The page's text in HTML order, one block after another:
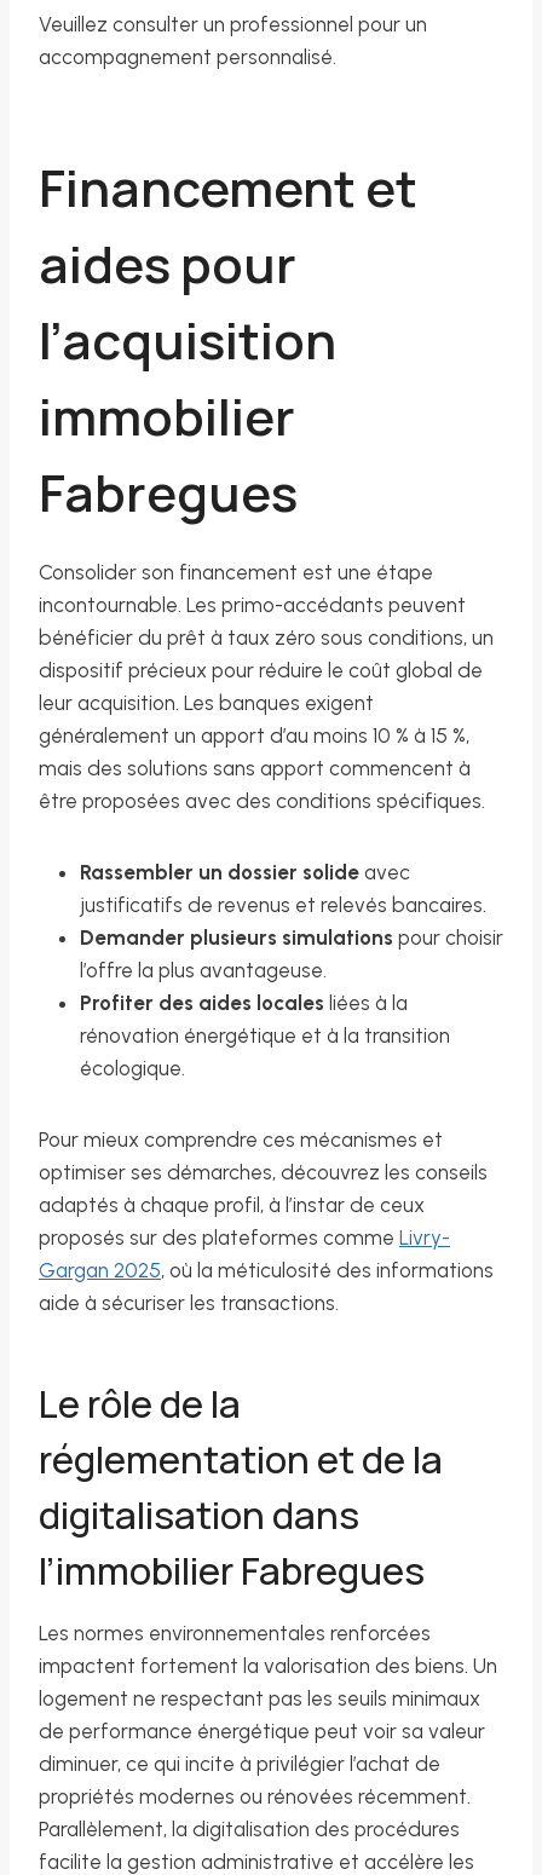
Veuillez consulter un professionnel pour un
accompagnement personnalisé.
Financement et
aides pour
l’acquisition
immobilier
Fabregues
Consolider son financement est une étape
incontournable. Les primo-accédants peuvent
bénéficier du prêt à taux zéro sous conditions, un
dispositif précieux pour réduire le coût global de
leur acquisition. Les banques exigent
généralement un apport d’au moins 10 % à 15 %,
mais des solutions sans apport commencent à
être proposées avec des conditions spécifiques.
Rassembler un dossier solide avec
justificatifs de revenus et relevés bancaires.
Demander plusieurs simulations pour choisir
l’offre la plus avantageuse.
Profiter des aides locales liées à la
rénovation énergétique et à la transition
écologique.
Pour mieux comprendre ces mécanismes et
optimiser ses démarches, découvrez les conseils
adaptés à chaque profil, à l’instar de ceux
proposés sur des plateformes comme Livry-
Gargan 2025, où la méticulosité des informations
aide à sécuriser les transactions.
Le rôle de la
réglementation et de la
digitalisation dans
l’immobilier Fabregues
Les normes environnementales renforcées
impactent fortement la valorisation des biens. Un
logement ne respectant pas les seuils minimaux
de performance énergétique peut voir sa valeur
diminuer, ce qui incite à privilégier l’achat de
propriétés modernes ou rénovées récemment.
Parallèlement, la digitalisation des procédures
facilite la gestion administrative et accélère les